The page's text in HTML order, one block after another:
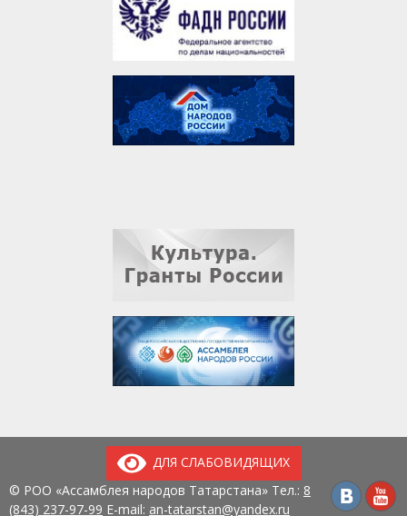
ДЛЯ СЛАБОВИДЯЩИХ
© РОО «Ассамблея народов Татарстана» Тел.: 8
(843) 237-97-99 E-mail: an-tatarstan@yandex.ru